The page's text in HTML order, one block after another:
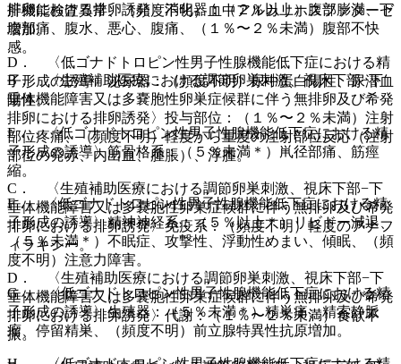
肝機能検査異常、（頻度不明）血中アルカリホスファターゼ
増加。
D． 〈低ゴナドトロピン性男子性腺機能低下症における精
子形成の誘導〉泌尿器：（頻度不明）尿中蛋白陽性、尿潜血
陽性。
E． 〈低ゴナドトロピン性男子性腺機能低下症における精
子形成の誘導〉筋骨格系：（５％未満＊）鼡径部痛、筋痙
縮。
F． 〈低ゴナドトロピン性男子性腺機能低下症における精
子形成の誘導〉精神神経系：（５％以上＊）リビドー減退、
（５％未満＊）不眠症、攻撃性、浮動性めまい、傾眠、（頻
度不明）注意力障害。
G． 〈低ゴナドトロピン性男子性腺機能低下症における精
子形成の誘導〉生殖器：（５％未満＊）精巣痛、精索静脈
瘤、停留精巣、（頻度不明）前立腺特異性抗原増加。
排卵における排卵誘発〉消化器：（２％以上）腹部膨満、下
腹部痛、腹水、悪心、腹痛、（１％〜２％未満）腹部不快
感。
B． 〈生殖補助医療における調節卵巣刺激、視床下部−下
垂体機能障害又は多嚢胞性卵巣症候群に伴う無排卵及び希発
排卵における排卵誘発〉投与部位：（１％〜２％未満）注射
部位疼痛、（頻度不明）軽度から重度の注射部位反応（注射
部位の発赤、内出血、腫脹）、浮腫。
C． 〈生殖補助医療における調節卵巣刺激、視床下部−下
垂体機能障害又は多嚢胞性卵巣症候群に伴う無排卵及び希発
排卵における排卵誘発〉免疫系：（頻度不明）軽度のアナフ
ィラキシー。
D． 〈生殖補助医療における調節卵巣刺激、視床下部−下
垂体機能障害又は多嚢胞性卵巣症候群に伴う無排卵及び希発
排卵における排卵誘発〉代謝：（１％〜２％未満）食欲不
振。